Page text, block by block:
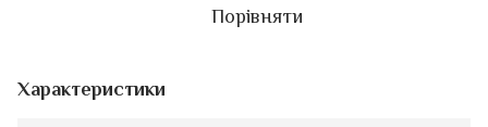
Порівняти
Характеристики